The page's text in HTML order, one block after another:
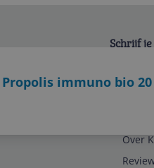
immuno bio 20
Schrijf
Over